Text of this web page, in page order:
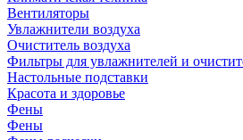
Вентиляторы
Увлажнители воздуха
Очиститель воздуха
Фильтры для увлажнителей и
Настольные подставки
Красота и здоровье
Фены
Фены